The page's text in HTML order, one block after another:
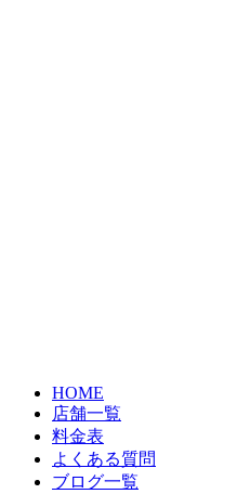
HOME
店舗一覧
料金表
よくある質問
ブログ一覧